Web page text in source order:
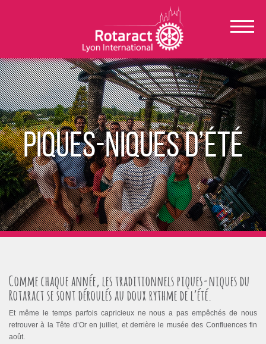
Piques-niques d’été
Comme chaque année, les traditionnels piques-niques du
Rotaract se sont déroulés au doux rythme de l’été.
Et même le temps parfois capricieux ne nous a pas empêchés de nous
retrouver à la Tête d’Or en juillet, et derrière le musée des Confluences fin
août.